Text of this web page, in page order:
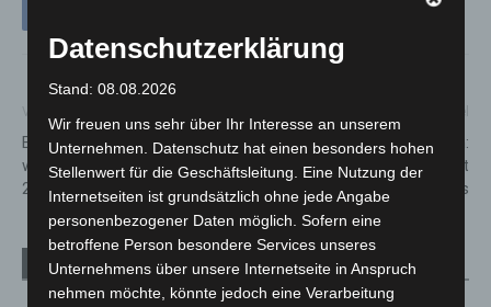
Busse und Bahnen der ÜSTRA
werden am Freitag, 21. Februar
2025, bestreikt
Kellerbrand in Langenhagen:
Feuerwehr verhindert
Schlimmeres
Verwandte Artikel Mehr vom Autor
Datenschutzerklärung
Stand: 08.08.2026
Wir freuen uns sehr über Ihr Interesse an unserem
Unternehmen. Datenschutz hat einen besonders hohen
Stellenwert für die Geschäftsleitung. Eine Nutzung der
Internetseiten ist grundsätzlich ohne jede Angabe
personenbezogener Daten möglich. Sofern eine
betroffene Person besondere Services unseres
Unternehmens über unsere Internetseite in Anspruch
nehmen möchte, könnte jedoch eine Verarbeitung